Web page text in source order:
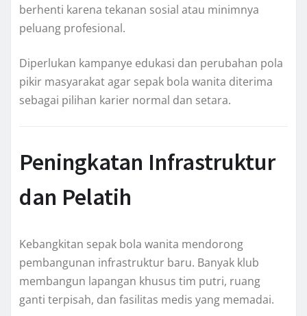
berhenti karena tekanan sosial atau minimnya
peluang profesional.
Diperlukan kampanye edukasi dan perubahan pola
pikir masyarakat agar sepak bola wanita diterima
sebagai pilihan karier normal dan setara.
Peningkatan Infrastruktur
dan Pelatih
Kebangkitan sepak bola wanita mendorong
pembangunan infrastruktur baru. Banyak klub
membangun lapangan khusus tim putri, ruang
ganti terpisah, dan fasilitas medis yang memadai.